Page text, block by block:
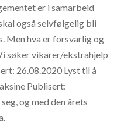
er i samarbeid
også selvfølgelig bli
Men hva er forsvarlig og
søker vikarer/ekstrahjelp
26.08.2020 Lyst til å
Publisert:
og med den årets